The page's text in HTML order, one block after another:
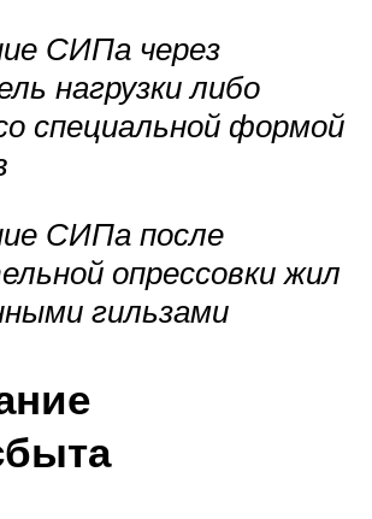
СИПа через
нагрузки либо
специальной формой
СИПа после
опрессовки жил
гильзами